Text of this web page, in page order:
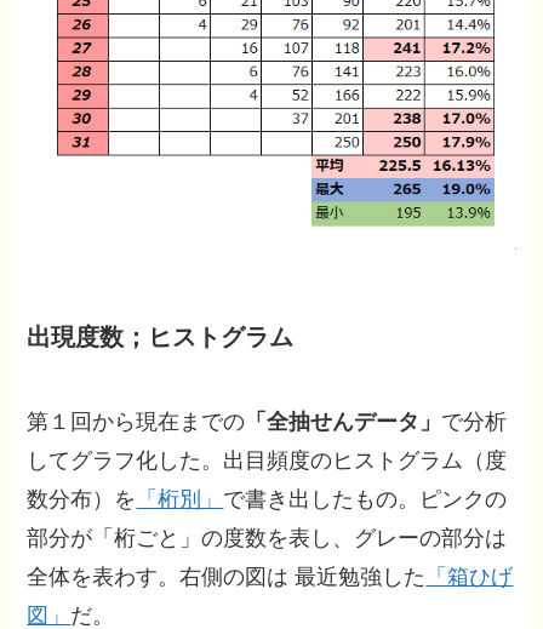
出現度数；ヒストグラム
第１回から現在までの 「全抽せんデータ」 で分析
してグラフ化した。出目頻度のヒストグラム（度
数分布）を 「桁別」 で書き出したもの。ピンクの
部分が「桁ごと」の度数を表し、グレーの部分は
全体を表わす。右側の図は 最近勉強した 「箱ひげ
図」 だ。